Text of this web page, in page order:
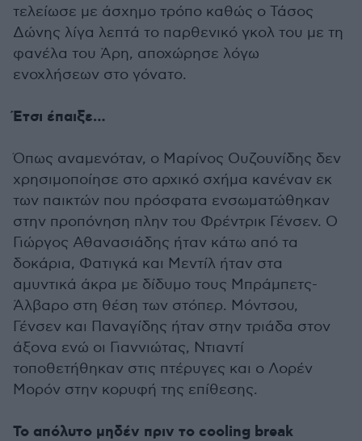
τελείωσε με άσχημο τρόπο καθώς ο Τάσος
Δώνης λίγα λεπτά το παρθενικό γκολ του με τη
φανέλα του Άρη, αποχώρησε λόγω
ενοχλήσεων στο γόνατο.
Έτσι έπαιξε…
Όπως αναμενόταν, ο Μαρίνος Ουζουνίδης δεν
χρησιμοποίησε στο αρχικό σχήμα κανέναν εκ
των παικτών που πρόσφατα ενσωματώθηκαν
στην προπόνηση πλην του Φρέντρικ Γένσεν. Ο
Γιώργος Αθανασιάδης ήταν κάτω από τα
δοκάρια, Φατιγκά και Μεντίλ ήταν στα
αμυντικά άκρα με δίδυμο τους Μπράμπετς-
Άλβαρο στη θέση των στόπερ. Μόντσου,
Γένσεν και Παναγίδης ήταν στην τριάδα στον
άξονα ενώ οι Γιαννιώτας, Ντιαντί
τοποθετήθηκαν στις πτέρυγες και ο Λορέν
Μορόν στην κορυφή της επίθεσης.
Το απόλυτο μηδέν πριν το cooling break